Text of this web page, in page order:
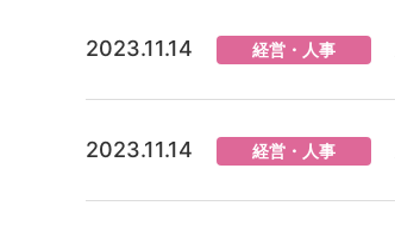
2023.11.14 経営・人事
2023.11.14 経営・人事